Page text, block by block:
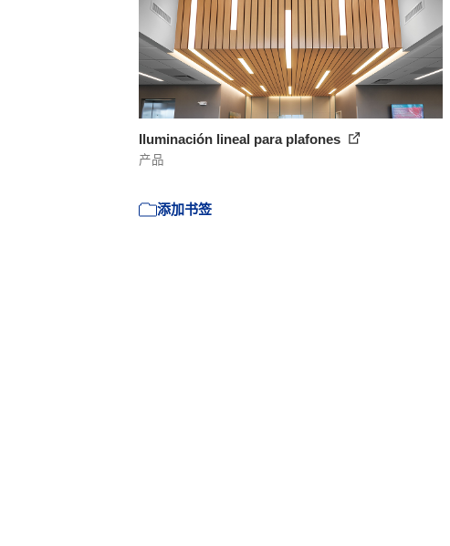
Iluminación lineal para plafones
产品
添加书签